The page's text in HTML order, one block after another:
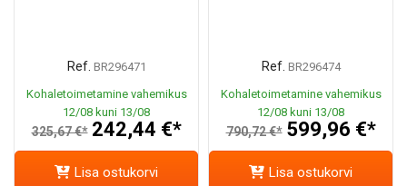
Ref. BR296471
Kohaletoimetamine vahemikus
12/08 kuni 13/08
325,67 €* 242,44 €*
Lisa ostukorvi
Ref. BR296474
Kohaletoimetamine vahemikus
12/08 kuni 13/08
790,72 €* 599,96 €*
Lisa ostukorvi